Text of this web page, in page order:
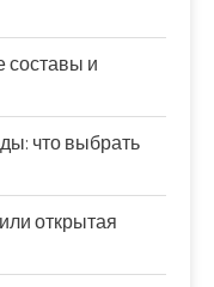
и
что выбрать
открытая